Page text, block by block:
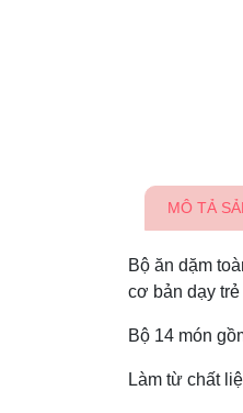
MÔ TẢ
Bộ ăn dặm
cơ bản dạy
Bộ 14 món
Làm từ chất